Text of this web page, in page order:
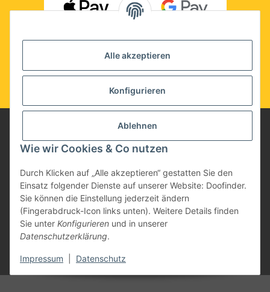
Alle akzeptieren
Konfigurieren
Ablehnen
Wie wir Cookies & Co nutzen
Durch Klicken auf „Alle akzeptieren“ gestatten Sie den
Einsatz folgender Dienste auf unserer Website: Doofinder.
Sie können die Einstellung jederzeit ändern
(Fingerabdruck-Icon links unten). Weitere Details finden
Sie unter Konfigurieren und in unserer
Datenschutzerklärung.
Impressum Datenschutz
Informationen
Gesetzliche Informationen
SSL-gesicherte Verbindung
Ihre Daten sind bei uns geschützt
* Alle Preise inkl. gesetzlicher USt., zzgl.